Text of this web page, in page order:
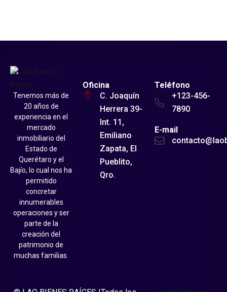
Tenemos más de
20 años de
experiencia en el
mercado
inmobiliario del
Estado de
Querétaro y el
Bajío, lo cual nos ha
permitido
concretar
innumerables
operaciones y ser
parte de la
creación del
patrimonio de
muchas familias.
Oficina
C. Joaquín
Herrera 39-
Int. 11,
Emiliano
Zapata, El
Pueblito,
Qro.
Teléfono
+123-456-
7890
E-mail